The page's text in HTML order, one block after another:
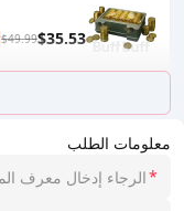
معلومات الطلب
*
$35.53
$49.99